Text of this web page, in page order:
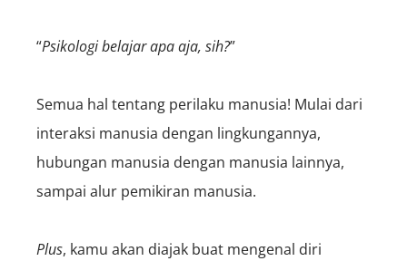
“Psikologi belajar apa aja, sih?”
Semua hal tentang perilaku manusia! Mulai dari
interaksi manusia dengan lingkungannya,
hubungan manusia dengan manusia lainnya,
sampai alur pemikiran manusia.
Plus, kamu akan diajak buat mengenal diri